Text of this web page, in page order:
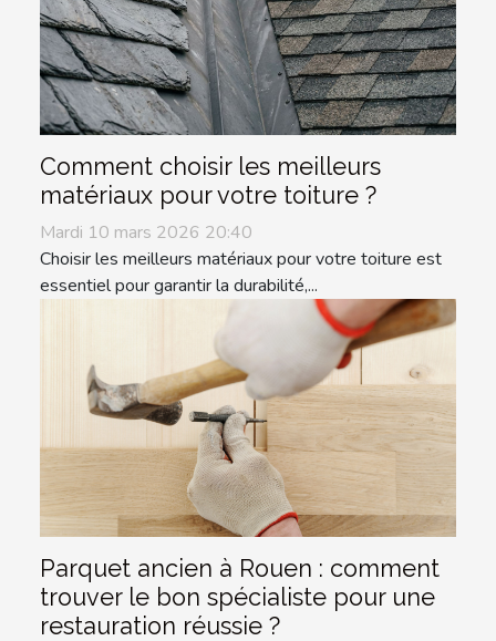
Comment choisir les meilleurs
matériaux pour votre toiture ?
Mardi 10 mars 2026 20:40
Choisir les meilleurs matériaux pour votre toiture est
essentiel pour garantir la durabilité,...
Parquet ancien à Rouen : comment
trouver le bon spécialiste pour une
restauration réussie ?